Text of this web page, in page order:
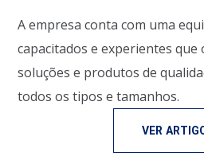
A empresa conta com uma
capacitados e experientes que
soluções e produtos de
todos os tipos e tamanhos.
VER